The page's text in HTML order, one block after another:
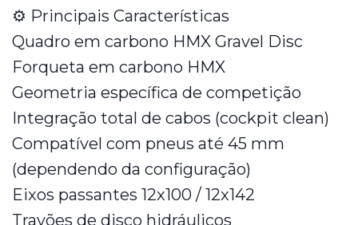
⚙️ Principais Características
Quadro em carbono HMX Gravel Disc
Forqueta em carbono HMX
Geometria específica de competição
Integração total de cabos (cockpit clean)
Compatível com pneus até 45 mm
(dependendo da configuração)
Eixos passantes 12x100 / 12x142
Travões de disco hidráulicos